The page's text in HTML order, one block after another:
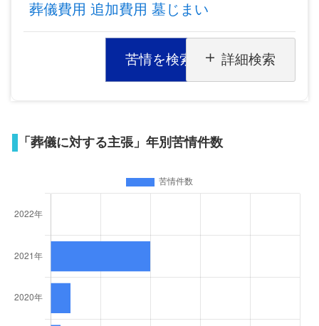
葬儀費用 追加費用 墓じまい
苦情を検索 詳細検索
「葬儀に対する主張」年別苦情件数